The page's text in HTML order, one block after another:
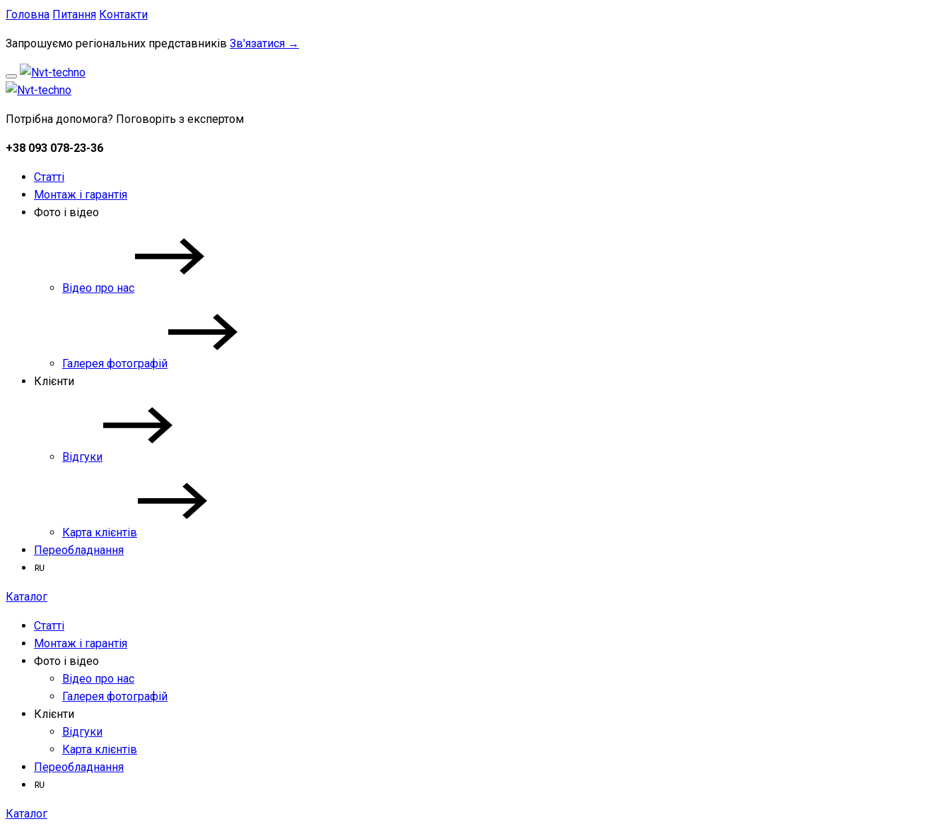
Головна Питання Контакти
Запрошуємо регіональних представників Зв'язатися →
Потрібна допомога? Поговоріть з експертом
+38 093 078-23-36
Статті
Монтаж і гарантія
Фото і відео
Відео про нас
Галерея фотографій
Клієнти
Відгуки
Карта клієнтів
Переобладнання
Каталог
Статті
Монтаж і гарантія
Фото і відео
Відео про нас
Галерея фотографій
Клієнти
Відгуки
Карта клієнтів
Переобладнання
Каталог